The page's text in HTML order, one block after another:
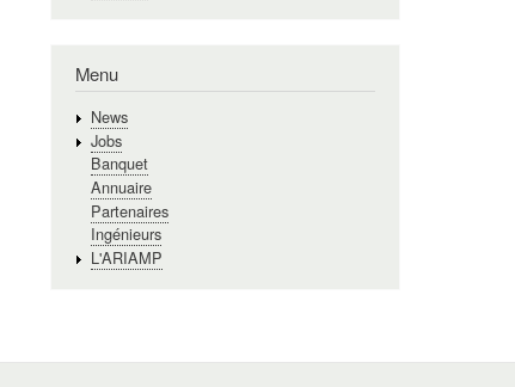
Menu
News
Jobs
Banquet
Annuaire
Partenaires
Ingénieurs
L'ARIAMP